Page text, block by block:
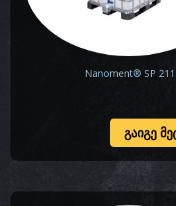
Nanoment® SP
ᲒᲐᲘᲒᲔ